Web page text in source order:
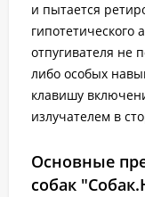
и пытается
гипотетического
отпугивателя не
либо особых
клавишу
излучателем в
Основные
собак